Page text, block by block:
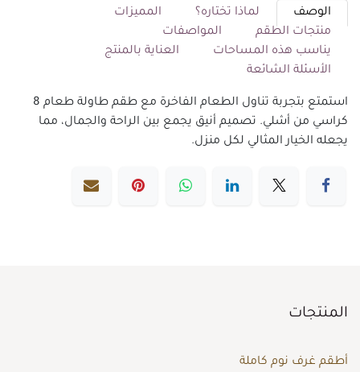
الوصف لماذا تختاره؟
المميزات
منتجات الطقم
المواصفات
يناسب هذه المساحات
العناية بالمنتج
الأسئلة الشائعة
استمتع بتجربة تناول الطعام الفاخرة مع طقم طاولة طعام 8
كراسي من أشلي. تصميم أنيق يجمع بين الراحة والجمال، مما
يجعله الخيار المثالي لكل منزل.
المنتجات
أطقم غرف نوم كاملة